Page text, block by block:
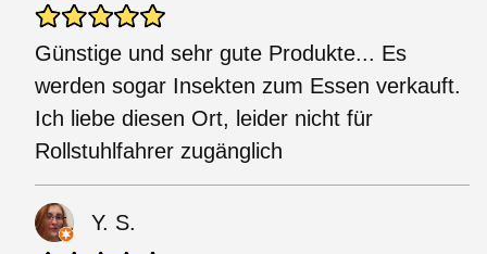
Günstige und sehr gute Produkte... Es
werden sogar Insekten zum Essen verkauft.
Ich liebe diesen Ort, leider nicht für
Rollstuhlfahrer zugänglich
Y. S.